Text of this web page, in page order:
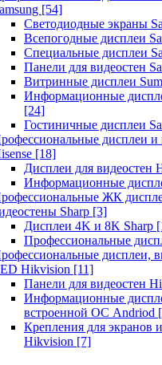
[54]
Светодиодные экраны
Всепогодные дисплеи
Специальные дисплеи
Панели для видеостен
Витринные дисплеи
Информационные
[24]
Гостиничные дисплеи
дисплеи и
[18]
Дисплеи для видеостен
Информационные
ЖК
Sharp [3]
Дисплеи 4K и 8K Sharp
Профессиональные
дисплеи,
Hikvision [11]
Панели для видеостен
Информационные
встроенной ОС Andriod
Крепления для экранов
Hikvision [7]